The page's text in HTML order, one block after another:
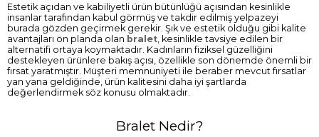
Estetik açıdan ve kabiliyetli ürün bütünlüğü açısından kesinlikle
insanlar tarafından kabul görmüş ve takdir edilmiş yelpazeyi
burada gözden geçirmek gerekir. Şık ve estetik olduğu gibi kalite
avantajları ön planda olan bralet , kesinlikle tavsiye edilen bir
alternatifi ortaya koymaktadır. Kadınların fiziksel güzelliğini
destekleyen ürünlere bakış açısı, özellikle son dönemde önemli bir
fırsat yaratmıştır. Müşteri memnuniyeti ile beraber mevcut fırsatlar
yan yana geldiğinde, ürün kalitesini daha iyi şartlarda
değerlendirmek söz konusu olmaktadır.
Bralet Nedir?